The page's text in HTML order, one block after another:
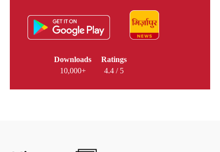
Downloads
10,000+
Ratings
4.4 / 5